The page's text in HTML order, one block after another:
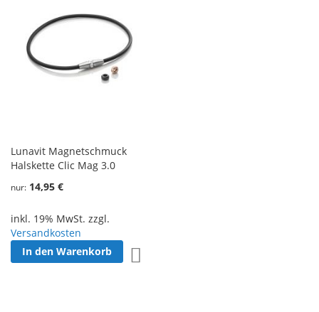
Lunavit Magnetschmuck
Halskette Clic Mag 3.0
nur 14,95 €
inkl. 19% MwSt. zzgl.
Versandkosten
In den Warenkorb